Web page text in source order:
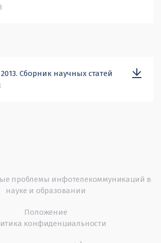
Сборник научных статей
проблемы инфотелекоммуникаций в
науке и образовании
Положение
конфиденциальности